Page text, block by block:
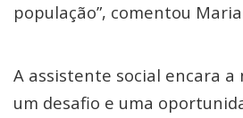
população”, comentou
A assistente social encara a
um desafio e uma